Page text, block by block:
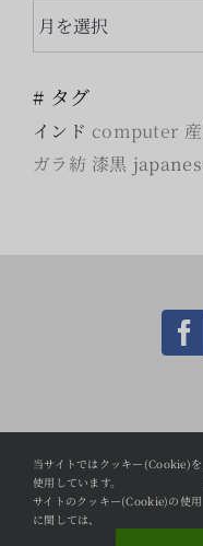
ー
月
別
# タグ
インド computer
ガラ紡 漆黒
当サイトではクッキー(Cookie)を
使用しています。
サイトのクッキー(Cookie)の使用
に関しては、